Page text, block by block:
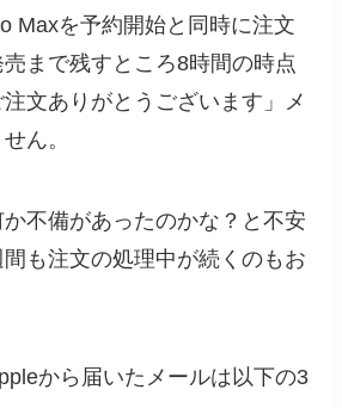
Maxを予約開始と同時に注文
まで残すところ8時間の時点
文ありがとうございます」メ
ん。
不備があったのかな？と不安
も注文の処理中が続くのもお
から届いたメールは以下の3